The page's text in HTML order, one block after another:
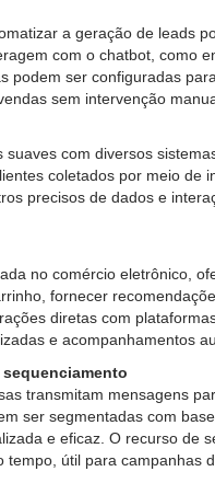
a geração de leads
com o chatbot, como
podem ser configuradas
sem intervenção
com diversos
coletados por meio de
precisos de dados e
no comércio eletrônico,
fornecer
diretas com
e acompanhamentos
transmitam mensagens
ser segmentadas com
e eficaz. O recurso de
útil para campanhas